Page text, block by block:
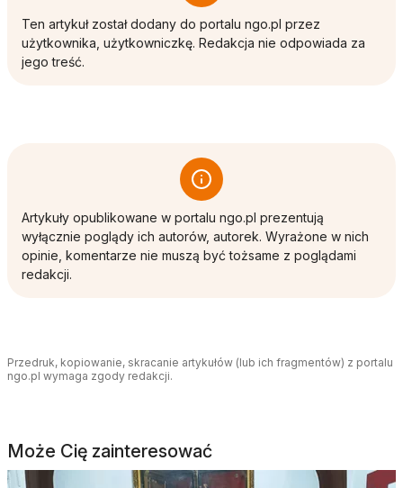
Ten artykuł został dodany do portalu ngo.pl przez
użytkownika, użytkowniczkę. Redakcja nie odpowiada za
jego treść.
Artykuły opublikowane w portalu ngo.pl prezentują
wyłącznie poglądy ich autorów, autorek. Wyrażone w nich
opinie, komentarze nie muszą być tożsame z poglądami
redakcji.
Przedruk, kopiowanie, skracanie artykułów (lub ich fragmentów) z portalu
ngo.pl wymaga zgody redakcji.
Może Cię zainteresować